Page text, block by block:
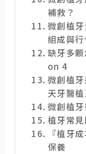
補救？
微創植
組成與
缺牙多
on 4
微創植
天牙醫
微創植
植牙常
『植牙
保養